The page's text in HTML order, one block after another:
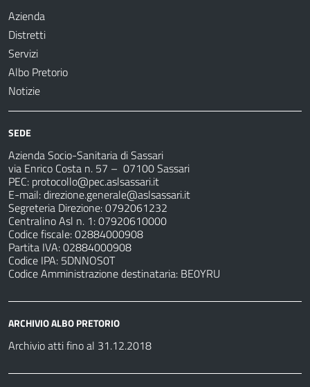
Azienda
Distretti
Servizi
Albo Pretorio
Notizie
SEDE
Azienda Socio-Sanitaria di Sassari
via Enrico Costa n. 57 – 07100 Sassari
PEC: protocollo@pec.aslsassari.it
E-mail:direzione.generale@aslsassari.it
Segreteria Direzione: 0792061232
Centralino Asl n. 1: 07920610000
Codice fiscale: 02884000908
Partita IVA: 02884000908
Codice IPA: 5DNNOS0T
Codice Amministrazione destinataria: BE0YRU
ARCHIVIO ALBO PRETORIO
Archivio atti fino al 31.12.2018